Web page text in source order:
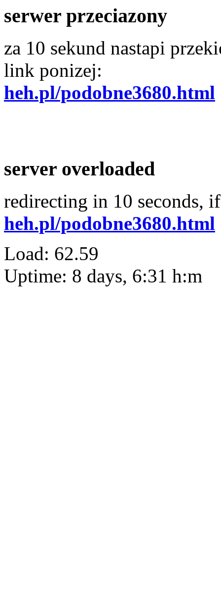
serwer przeciazony
za 10 sekund nastapi
link ponizej:
heh.pl/podobne3680.html
server overloaded
redirecting in 10 seconds,
heh.pl/podobne3680.html
Load: 62.59
Uptime: 8 days, 6:31 h:m